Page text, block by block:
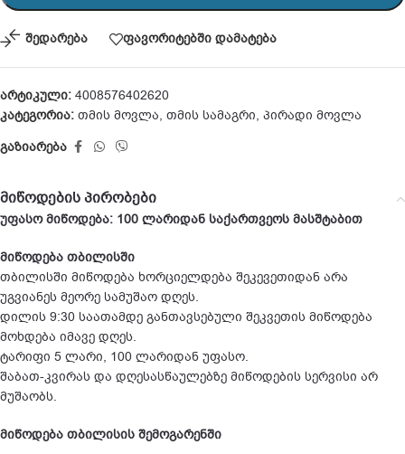
შედარება ფავორიტებში დამატება
არტიკული: 4008576402620
კატეგორია: თმის მოვლა, თმის სამაგრი, პირადი მოვლა
გაზიარება
მიწოდების პირობები
უფასო მიწოდება: 100 ლარიდან საქართვეოს მასშტაბით
მიწოდება თბილისში
თბილისში მიწოდება ხორციელდება შეკევეთიდან არა
უგვიანეს მეორე სამუშაო დღეს.
დილის 9:30 საათამდე განთავსებული შეკვეთის მიწოდება
მოხდება იმავე დღეს.
ტარიფი 5 ლარი, 100 ლარიდან უფასო.
შაბათ-კვირას და დღესასწაულებზე მიწოდების სერვისი არ
მუშაობს.
მიწოდება თბილისის შემოგარენში